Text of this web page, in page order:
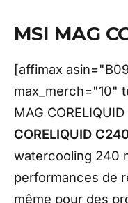
MSI MAG
[affimax
max_merch="10"
MAG
CORELIQUID
watercooling 240
performances de
même pour des